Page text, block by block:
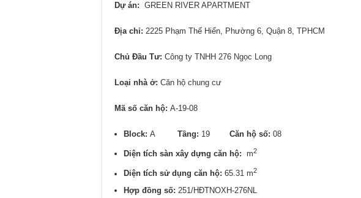
Dự án: GREEN RIVER APARTMENT
Địa chỉ: 2225 Phạm Thế Hiển, Phường 6, Quận 8, TPHCM
Chủ Đầu Tư: Công ty TNHH 276 Ngọc Long
Loại nhà ở: Căn hộ chung cư
Mã số căn hộ: A-19-08
Block: A Tầng: 19 Căn hộ số: 08
Diện tích sàn xây dựng căn hộ: m2
Diện tích sử dụng căn hộ: 65.31 m2
Hợp đồng số: 251/HĐTNOXH-276NL